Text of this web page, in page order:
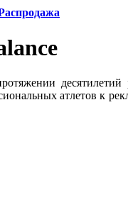
атлетов к